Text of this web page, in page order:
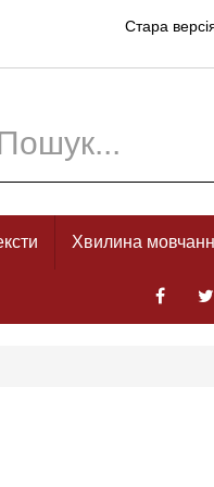
Стара
Хвилина